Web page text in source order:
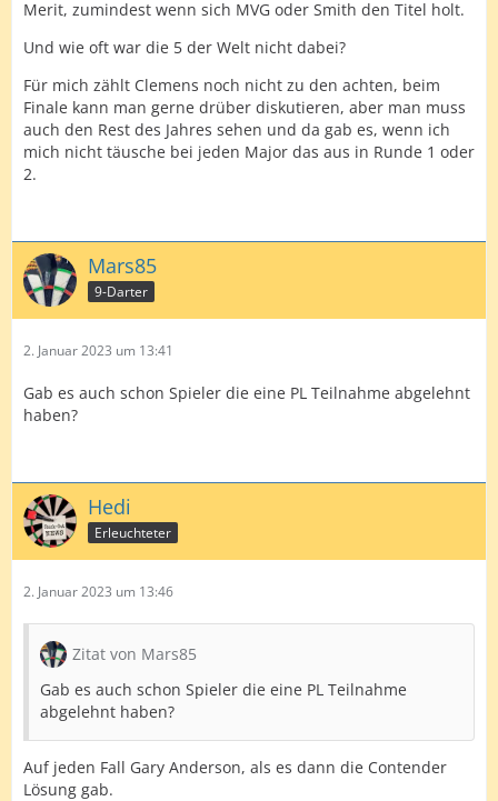
Merit, zumindest wenn sich MVG oder Smith den Titel holt.
Und wie oft war die 5 der Welt nicht dabei?
Für mich zählt Clemens noch nicht zu den achten, beim
Finale kann man gerne drüber diskutieren, aber man muss
auch den Rest des Jahres sehen und da gab es, wenn ich
mich nicht täusche bei jeden Major das aus in Runde 1 oder
2.
Mars85
9-Darter
2. Januar 2023 um 13:41
Gab es auch schon Spieler die eine PL Teilnahme abgelehnt
haben?
Hedi
Erleuchteter
2. Januar 2023 um 13:46
Zitat von Mars85
Gab es auch schon Spieler die eine PL Teilnahme
abgelehnt haben?
Auf jeden Fall Gary Anderson, als es dann die Contender
Lösung gab.